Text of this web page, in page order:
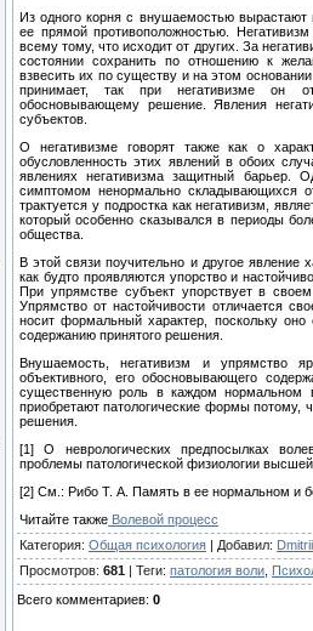
Из одного корня с внушаемостью вырастают
ее прямой противоположностью.
всему тому, что ис­ходит от других. За
состоянии сохранить по отношению к
взвесить их по существу и на этом
принима­ет, так при негативизме он
обосновывающему решение. Явления
субъектов.
О негативизме говорят также как о
обусловленность этих явлений в обоих
явлениях негативизма за­щитный барьер.
симптомом ненормально складывающихся
трактуется у подростка как негативизм,
который особенно сказывал­ся в периоды
общества.
В этой связи поучительно и другое явление
как будто проявляются упорство и
При упрям­стве субъект упорствует в
Упрямство от настойчивости отличается
носит формальный характер, по­скольку
содер­жанию принятого решения.
Внушаемость, негативизм и упрямство
объективного, его обосновывающего
существенную роль в каждом нормальном
приобре­тают патологические формы потому,
решения.
[1] О неврологических предпосылках
проблемы патологической физиологии
[2] См.: Рибо Т. А. Память в ее нормальном и
Читайте также Волевой процесс
Категория: Общая психология | Добавил: Dmitrii
Просмотров: 681 | Теги: патология воли
Всего комментариев: 0